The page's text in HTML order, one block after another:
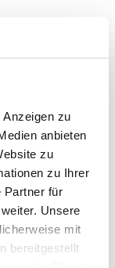
zu
anbieten
zu
zu Ihrer
Partner für
Unsere
mit
bereitgestellt
jede
analysieren